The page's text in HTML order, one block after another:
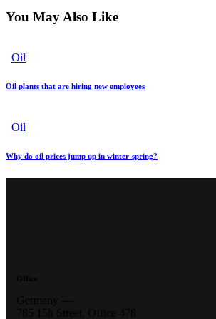
You May Also Like
Oil
Oil plants that are hiring new employees
Oil
Why do oil prices jump up in winter-spring?